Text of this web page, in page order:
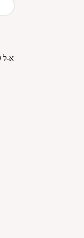
Теилим на сегодня – 25 Ава: главы 119 א-ל